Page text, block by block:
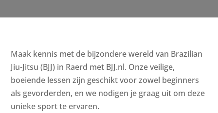
Maak kennis met de bijzondere wereld van Brazilian
Jiu-Jitsu (BJJ) in Raerd met BJJ.nl. Onze veilige,
boeiende lessen zijn geschikt voor zowel beginners
als gevorderden, en we nodigen je graag uit om deze
unieke sport te ervaren.